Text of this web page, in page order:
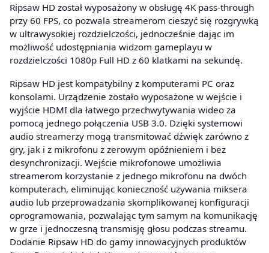
Ripsaw HD został wyposażony w obsługę 4K pass-through
przy 60 FPS, co pozwala streamerom cieszyć się rozgrywką
w ultrawysokiej rozdzielczości, jednocześnie dając im
możliwość udostępniania widzom gameplayu w
rozdzielczości 1080p Full HD z 60 klatkami na sekundę.
Ripsaw HD jest kompatybilny z komputerami PC oraz
konsolami. Urządzenie zostało wyposażone w wejście i
wyjście HDMI dla łatwego przechwytywania wideo za
pomocą jednego połączenia USB 3.0. Dzięki systemowi
audio streamerzy mogą transmitować dźwięk zarówno z
gry, jak i z mikrofonu z zerowym opóźnieniem i bez
desynchronizacji. Wejście mikrofonowe umożliwia
streamerom korzystanie z jednego mikrofonu na dwóch
komputerach, eliminując konieczność używania miksera
audio lub przeprowadzania skomplikowanej konfiguracji
oprogramowania, pozwalając tym samym na komunikację
w grze i jednoczesną transmisję głosu podczas streamu.
Dodanie Ripsaw HD do gamy innowacyjnych produktów